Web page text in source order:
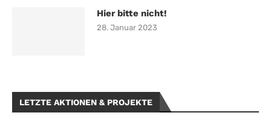
Hier bitte nicht!
28. Januar 2023
LETZTE AKTIONEN & PROJEKTE